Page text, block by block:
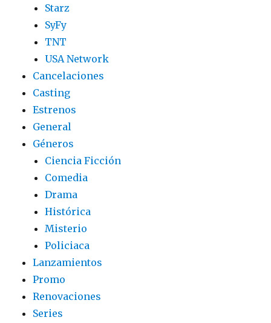
Starz
SyFy
TNT
USA Network
Cancelaciones
Casting
Estrenos
General
Géneros
Ciencia Ficción
Comedia
Drama
Histórica
Misterio
Policiaca
Lanzamientos
Promo
Renovaciones
Series